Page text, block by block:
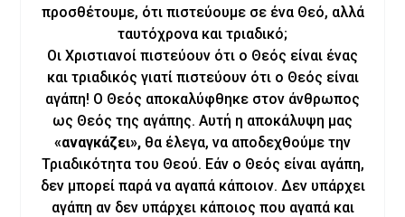
προσθέτουμε, ότι πιστεύουμε σε ένα Θεό, αλλά
ταυτόχρονα και τριαδικό;
Οι Χριστιανοί πιστεύουν ότι ο Θεός είναι ένας
και τριαδικός γιατί πιστεύουν ότι ο Θεός είναι
αγάπη! Ο Θεός αποκαλύφθηκε στον άνθρωπος
ως Θεός της αγάπης. Αυτή η αποκάλυψη μας
«αναγκάζει», θα έλεγα, να αποδεχθούμε την
Τριαδικότητα του Θεού. Εάν ο Θεός είναι αγάπη,
δεν μπορεί παρά να αγαπά κάποιον. Δεν υπάρχει
αγάπη αν δεν υπάρχει κάποιος που αγαπά και